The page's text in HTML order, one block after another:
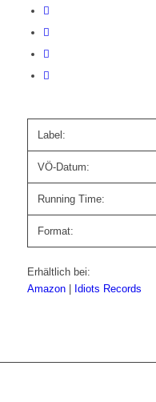
Label:
VÖ-Datum:
Running Time:
Format:
Erhältlich bei:
Amazon
Idiots Records